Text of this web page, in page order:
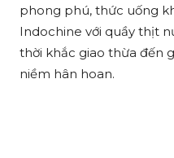
phong phú, thức uống
Indochine với quầy thịt
thời khắc giao thừa đến
niềm hân hoan.